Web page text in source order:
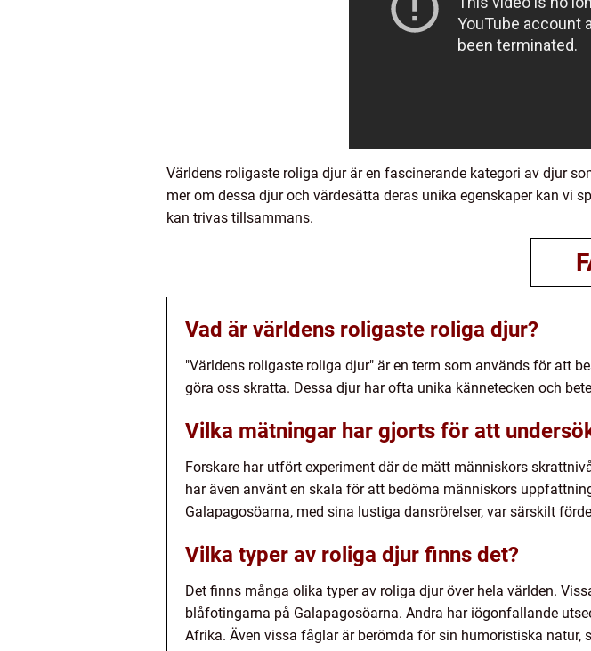
Världens roligaste roliga djur är en fascinerande kategori av djur
mer om dessa djur och värdesätta deras unika egenskaper kan vi
kan trivas tillsammans.
Vad är världens roligaste roliga djur?
"Världens roligaste roliga djur" är en term som används för att
göra oss skratta. Dessa djur har ofta unika kännetecken och
Vilka mätningar har gjorts för att
Forskare har utfört experiment där de mätt människors
har även använt en skala för att bedöma människors
Galapagosöarna, med sina lustiga dansrörelser, var särskilt
Vilka typer av roliga djur finns det?
Det finns många olika typer av roliga djur över hela världen.
blåfotingarna på Galapagosöarna. Andra har iögonfallande
Afrika. Även vissa fåglar är berömda för sin humoristiska